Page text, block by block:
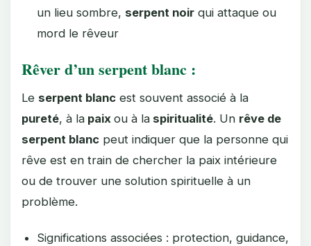
un lieu sombre, serpent noir qui attaque ou
mord le rêveur
Rêver d’un serpent blanc :
Le serpent blanc est souvent associé à la
pureté, à la paix ou à la spiritualité. Un rêve de
serpent blanc peut indiquer que la personne qui
rêve est en train de chercher la paix intérieure
ou de trouver une solution spirituelle à un
problème.
Significations associées : protection, guidance,